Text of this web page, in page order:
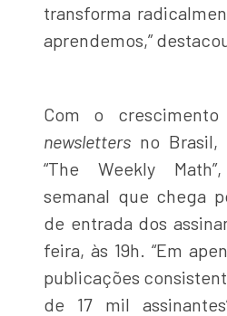
transforma
aprendemos,”
Com o
newsletters no
“The Weekly
semanal que chega
de entrada dos
feira, às 19h. “Em
publicações
de 17 mil